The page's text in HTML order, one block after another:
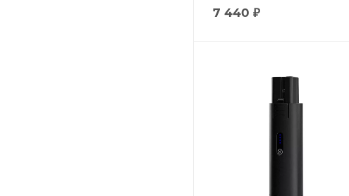
7 440 ₽